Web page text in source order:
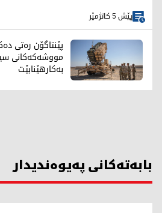
پێش 5 کاتژمێر
مووشەکەکانی
بەکارهێنابێت
بابەتەکانی پەیوەندیدار